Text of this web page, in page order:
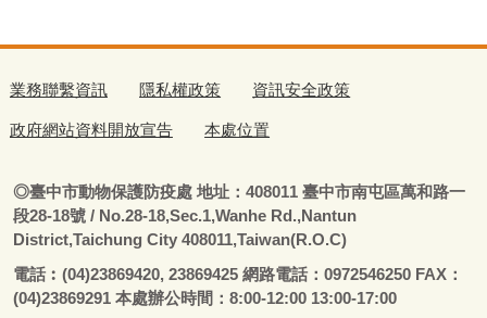
業務聯繫資訊 隱私權政策 資訊安全政策
政府網站資料開放宣告 本處位置
◎臺中市動物保護防疫處地址：408011 臺中市南屯區萬和路一
段28-18號 / No.28-18,Sec.1,Wanhe Rd.,Nantun
District,Taichung City 408011,Taiwan(R.O.C)
電話︰ (04)23869420, 23869425 網路電話：0972546250 FAX：
(04)23869291 本處辦公時間：8:00-12:00 13:00-17:00